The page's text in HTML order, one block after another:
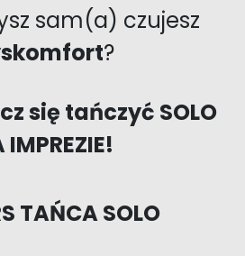
sam(a) czujesz
?
się tańczyć SOLO
IMPREZIE!
TAŃCA SOLO